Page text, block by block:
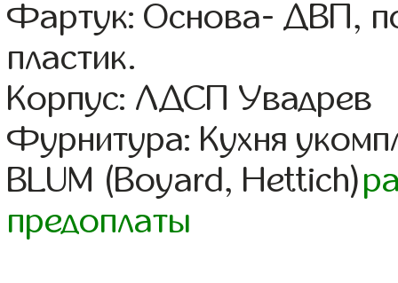
Фартук: Основа- ДВП,
пластик.
Корпус: ЛДСП Увадрев
Фурнитура: Кухня
BLUM (Boyard, Hettich)
предоплаты